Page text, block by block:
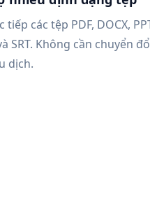
tiếp các tệp PDF, DOCX,
SRT. Không cần chuyển
dịch.